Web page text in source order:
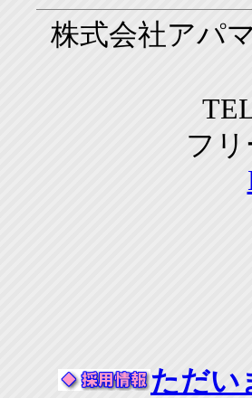
株式会社アパ
フリ
ただい